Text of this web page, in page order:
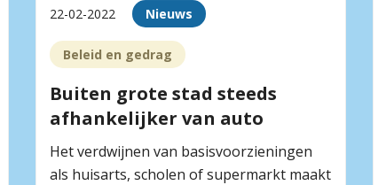
22-02-2022 Nieuws
Beleid en gedrag
Buiten grote stad steeds
afhankelijker van auto
Het verdwijnen van basisvoorzieningen
als huisarts, scholen of supermarkt maakt